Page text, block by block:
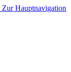
Zur Hauptnavigation